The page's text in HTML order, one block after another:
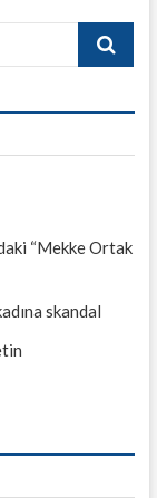
Search
“Mekke Ortak
skandal